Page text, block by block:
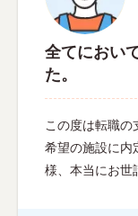
全てにおい
た。
この度は転職の
希望の施設に内
様、本当にお世